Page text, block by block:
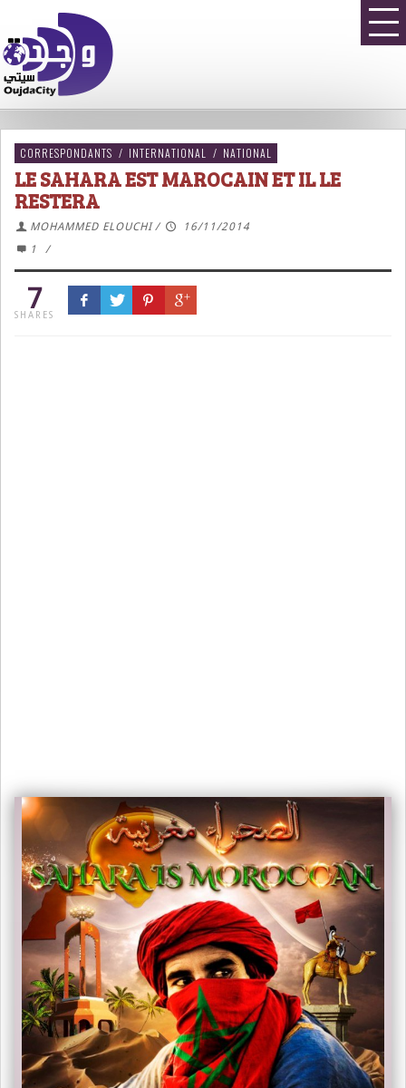
CORRESPONDANTS / INTERNATIONAL / NATIONAL
LE SAHARA EST MAROCAIN ET IL LE
RESTERA
MOHAMMED ELOUCHI /
16/11/2014
1
/
7
SHARES